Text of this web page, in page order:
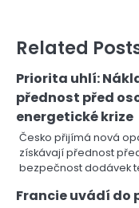
Related
Priorita uhlí:
přednost před
energetické krize
Česko přijímá nová
získávají přednost
bezpečnost dodávek
Francie uvádí do